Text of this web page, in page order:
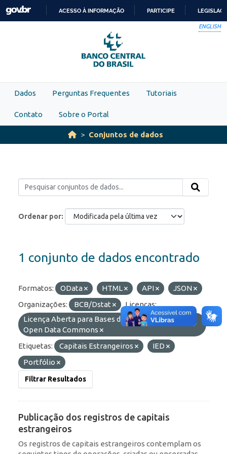
Skip to main content
PARA
O
CONTEÚDO
ACESSO À INFORMAÇÃO PARTICIPE
ENGLISH
Dados Perguntas Frequentes Tutoriais
Contato Sobre o Portal
Conjuntos de dados
Ordenar por
1 conjunto de dados encontrado
Formatos: OData HTML API
JSON
Organizações:
BCB/Dstat
Licenças:
Licença Aberta para Bases de Dados (ODbL) do
Open Data Commons
Etiquetas:
Capitais Estrangeiros
IED
Portfólio
Filtrar Resultados
Publicação dos registros de capitais
estrangeiros
Os registros de capitais estrangeiros contemplam os